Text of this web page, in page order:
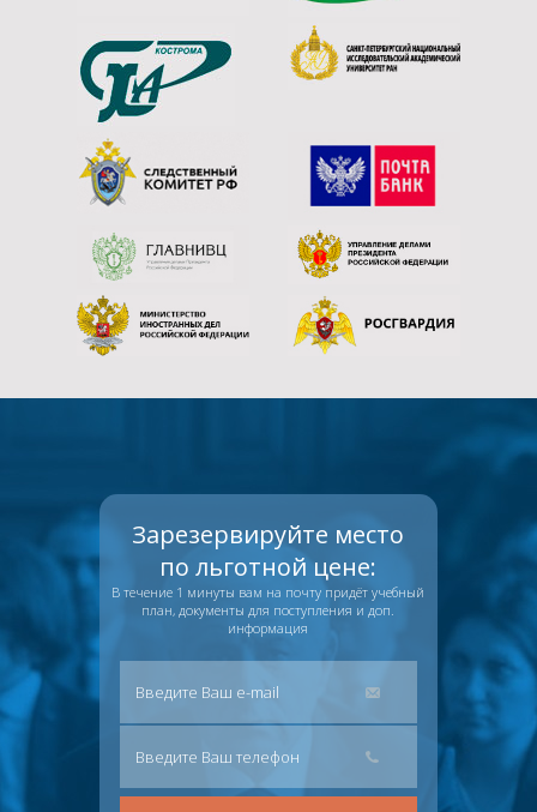
Зарезервируйте место
по льготной цене:
В течение 1 минуты вам на почту придёт учебный
план, документы для поступления и доп.
информация